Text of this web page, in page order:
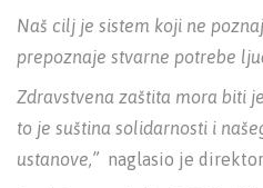
Naš cilj je sistem koji ne
prepoznaje stvarne potrebe
Zdravstvena zaštita mora biti
to je suština solidarnosti i
ustanove,” naglasio je direktor